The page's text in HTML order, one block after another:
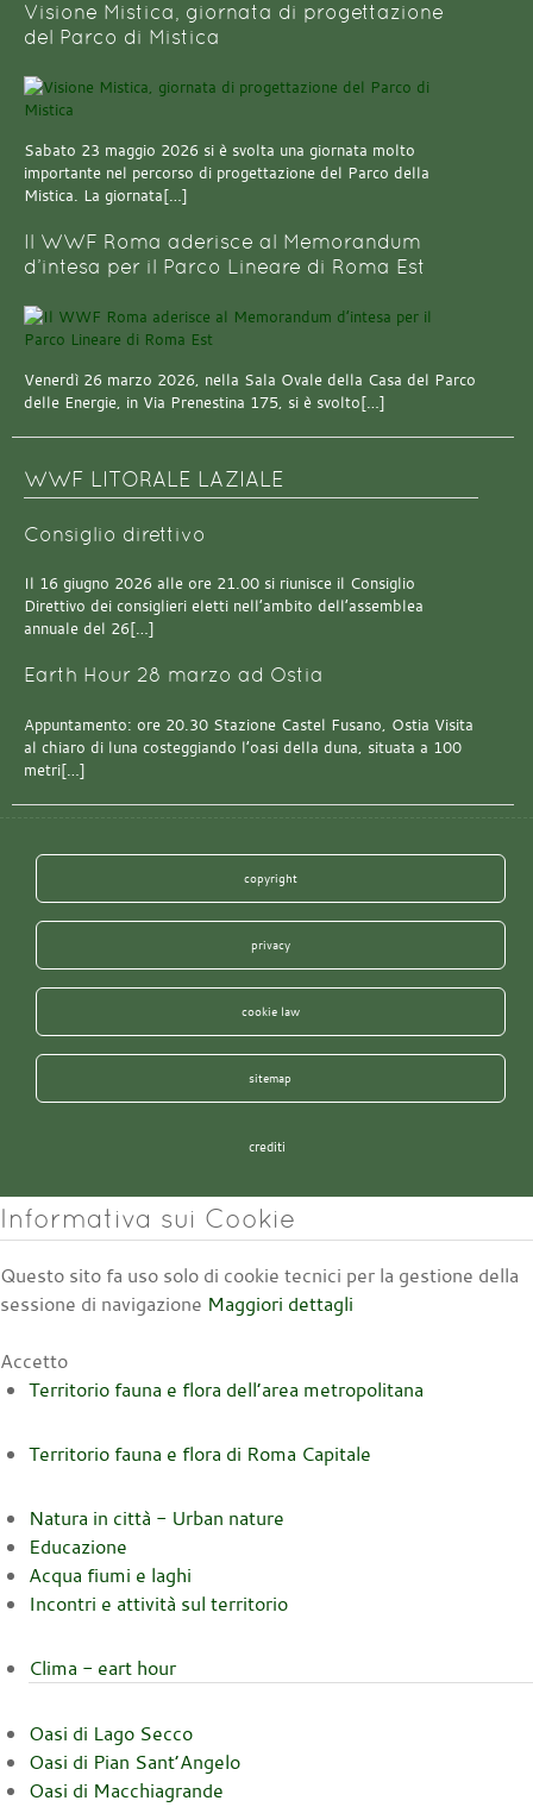
Visione Mistica, giornata di progettazione
del Parco di Mistica
Sabato 23 maggio 2026 si è svolta una giornata molto
importante nel percorso di progettazione del Parco della
Mistica. La giornata[…]
Il WWF Roma aderisce al Memorandum
d’intesa per il Parco Lineare di Roma Est
Venerdì 26 marzo 2026, nella Sala Ovale della Casa del Parco
delle Energie, in Via Prenestina 175, si è svolto[…]
WWF LITORALE LAZIALE
Consiglio direttivo
Il 16 giugno 2026 alle ore 21.00 si riunisce il Consiglio
Direttivo dei consiglieri eletti nell’ambito dell’assemblea
annuale del 26[…]
Earth Hour 28 marzo ad Ostia
Appuntamento: ore 20.30 Stazione Castel Fusano, Ostia Visita
al chiaro di luna costeggiando l’oasi della duna, situata a 100
metri[…]
copyright
privacy
cookie law
sitemap
crediti
Informativa sui Cookie
Questo sito fa uso solo di cookie tecnici per la gestione della
sessione di navigazione Maggiori dettagli
Accetto
Territorio fauna e flora dell’area metropolitana
Territorio fauna e flora di Roma Capitale
Natura in città - Urban nature
Educazione
Acqua fiumi e laghi
Incontri e attività sul territorio
Clima - eart hour
Oasi di Lago Secco
Oasi di Pian Sant’Angelo
Oasi di Macchiagrande